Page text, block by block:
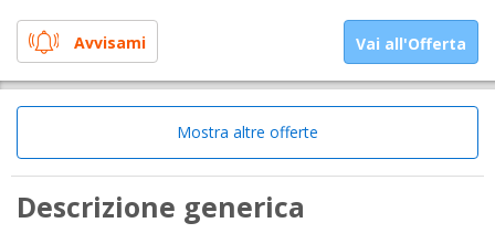
Avvisami Vai all'Offerta
Mostra altre offerte
Descrizione generica